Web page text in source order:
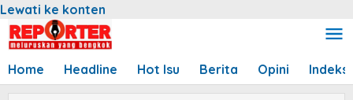
Lewati ke konten
Home Headline Hot Isu Berita Opini Indeks